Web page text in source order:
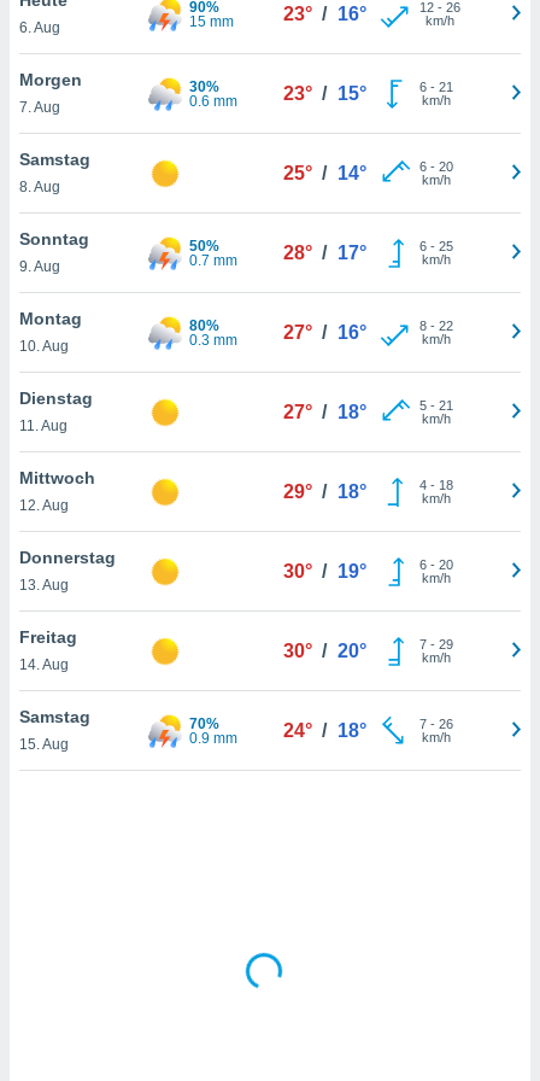
oder
Partner
es uns
das
der
Profil zu
Ihnen
finden
. Sie
jederzeit
Rand
6. Aug
90%
15 mm
23° / 16° 12- 26
km/h
Morgen
7. Aug
30%
0.6 mm
23° / 15° 6- 21
km/h
Samstag
8. Aug
25° / 14° 6- 20
km/h
Sonntag
9. Aug
50%
0.7 mm
28° / 17° 6- 25
km/h
Montag
10. Aug
80%
0.3 mm
27° / 16° 8- 22
km/h
Dienstag
11. Aug
27° / 18° 5- 21
km/h
Mittwoch
12. Aug
29° / 18° 4- 18
km/h
Donnerstag
13. Aug
30° / 19° 6- 20
km/h
Freitag
14. Aug
30° / 20° 7- 29
km/h
Samstag
15. Aug
70%
0.9 mm
24° / 18° 7- 26
km/h